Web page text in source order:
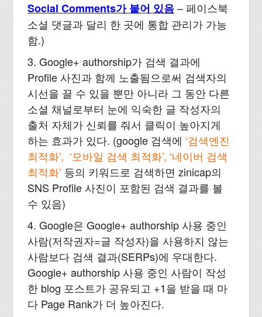
Social Comments가 붙어 있음– 페이스북
소셜 댓글과 달리 한 곳에 통합 관리가 가능
함.)
3. Google+ authorship가 검색 결과에
Profile 사진과 함께 노출됨으로써 검색자의
시선을 끌 수 있을 뿐만 아니라 그 동안 다른
소셜 채널로부터 눈에 익숙한 글 작성자의
출처 자체가 신뢰를 줘서 클릭이 높아지게
하는 효과가 있다. (google 검색에 ‘검색엔진
최적화’, ‘모바일 검색 최적화’, ‘네이버 검색
최적화’ 등의 키워드로 검색하면 zinicap의
SNS Profile 사진이 포함된 검색 결과를 볼
수 있음)
4. Google은 Google+ authorship 사용 중인
사람(저작권자=글 작성자)을 사용하지 않는
사람보다 검색 결과(SERPs)에 우대한다.
Google+ authorship 사용 중인 사람이 작성
한 blog 포스트가 공유되고 +1을 받을 때 마
다 Page Rank가 더 높아진다.